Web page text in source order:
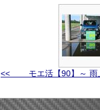
<< モエ活【90】～ 雨